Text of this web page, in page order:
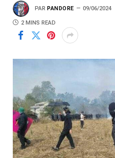
PAR PANDORE 09/06/2024
2 MINS READ